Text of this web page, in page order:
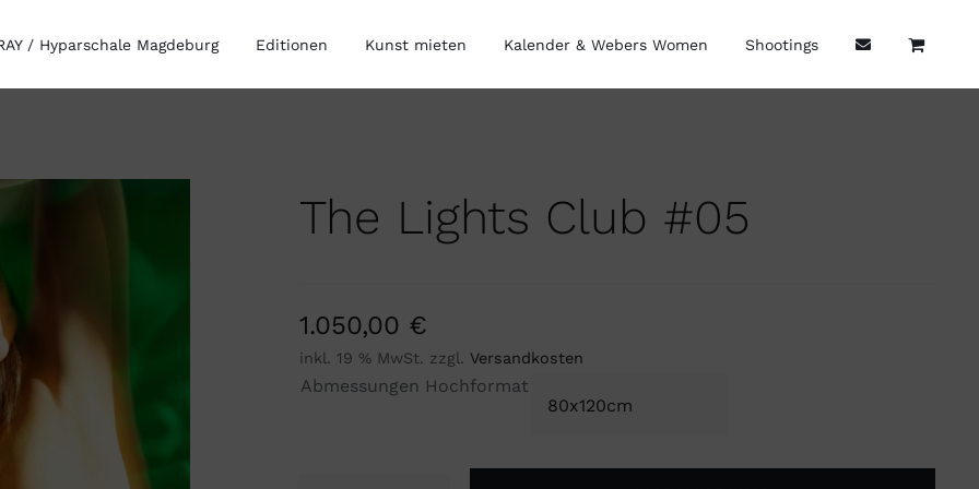
/ Hyparschale Magdeburg Editionen Kunst mieten Kalender & Webers Women Shootings
The Lights Club #05
1.050,00 €
inkl. 19 % MwSt. zzgl. Versandkosten
Abmessungen Hochformat